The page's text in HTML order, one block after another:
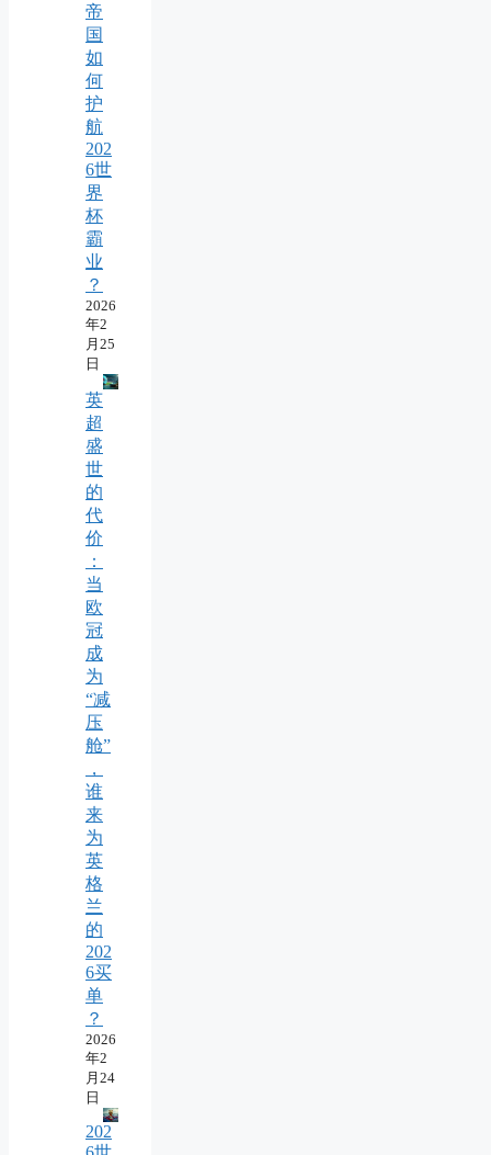
帝
国
如
何
护
航
202
6世
界
杯
霸
业
？
2026
年2
月25
日
英
超
盛
世
的
代
价
：
当
欧
冠
成
为
“减
压
舱”
，
谁
来
为
英
格
兰
的
202
6买
单
？
2026
年2
月24
日
202